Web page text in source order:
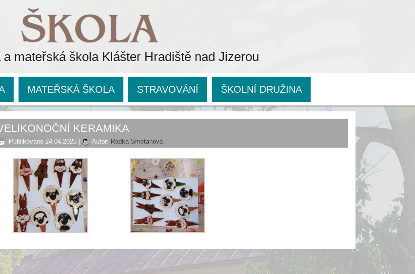
mateřská škola Klášter Hradiště nad Jizerou
MATEŘSKÁ ŠKOLA STRAVOVÁNÍ ŠKOLNÍ DRUŽINA
KERAMIKA
Publikováno 24.04.2025 Autor: Radka Smetanová